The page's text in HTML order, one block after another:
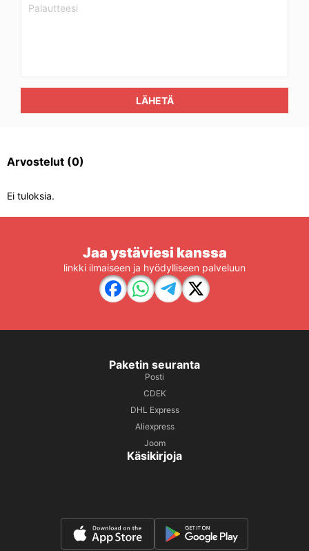
LÄHETÄ
Arvostelut (0)
Ei tuloksia.
Jaa ystäviesi kanssa
linkki ilmaiseen ja hyödylliseen palveluun
Paketin seuranta
Posti
CDEK
DHL Express
Aliexpress
Joom
Käsikirjoja